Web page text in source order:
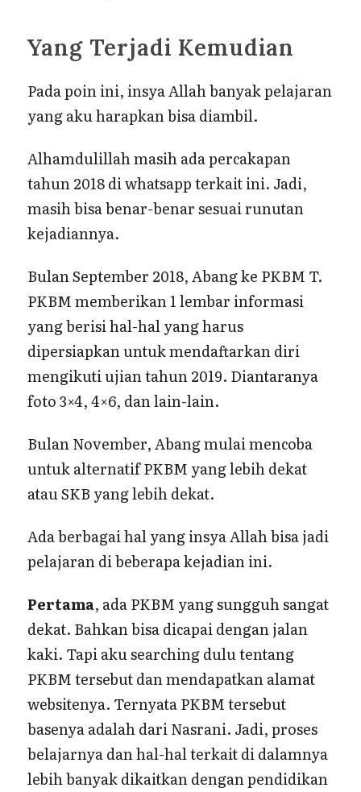
Yang Terjadi Kemudian
Pada poin ini, insya Allah banyak pelajaran
yang aku harapkan bisa diambil.
Alhamdulillah masih ada percakapan
tahun 2018 di whatsapp terkait ini. Jadi,
masih bisa benar-benar sesuai runutan
kejadiannya.
Bulan September 2018, Abang ke PKBM T.
PKBM memberikan 1 lembar informasi
yang berisi hal-hal yang harus
dipersiapkan untuk mendaftarkan diri
mengikuti ujian tahun 2019. Diantaranya
foto 3×4, 4×6, dan lain-lain.
Bulan November, Abang mulai mencoba
untuk alternatif PKBM yang lebih dekat
atau SKB yang lebih dekat.
Ada berbagai hal yang insya Allah bisa jadi
pelajaran di beberapa kejadian ini.
Pertama, ada PKBM yang sungguh sangat
dekat. Bahkan bisa dicapai dengan jalan
kaki. Tapi aku searching dulu tentang
PKBM tersebut dan mendapatkan alamat
websitenya. Ternyata PKBM tersebut
basenya adalah dari Nasrani. Jadi, proses
belajarnya dan hal-hal terkait di dalamnya
lebih banyak dikaitkan dengan pendidikan